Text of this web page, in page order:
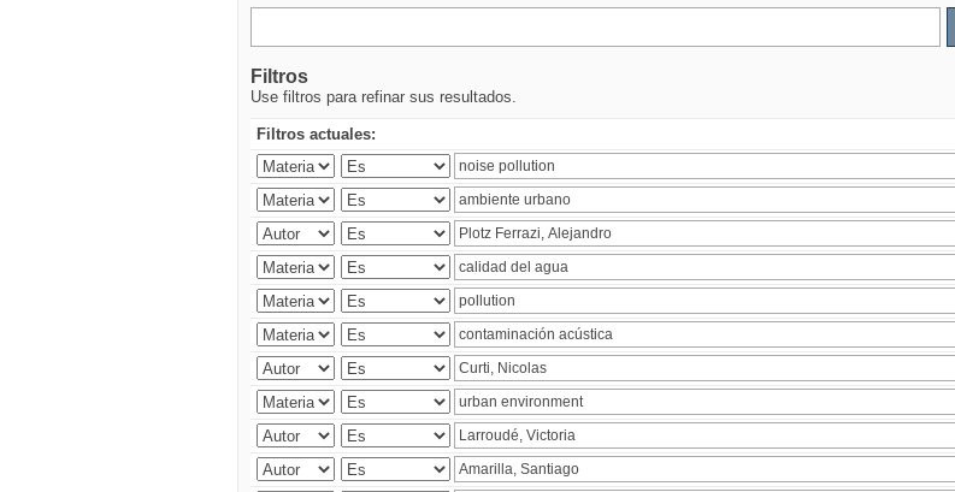
Filtros
Use filtros para refinar sus resultados.
Filtros actuales: